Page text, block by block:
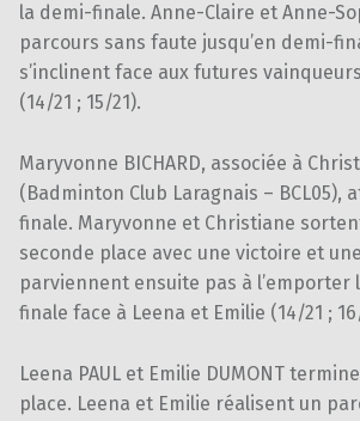
la demi-finale. Anne-Claire et Anne-
parcours sans faute jusqu’en demi-
s’inclinent face aux futures
(14/21 ; 15/21).
Maryvonne BICHARD, associée à
(Badminton Club Laragnais – BCL05),
finale. Maryvonne et Christiane
seconde place avec une victoire et
parviennent ensuite pas à l’emporter
finale face à Leena et Emilie (14/21 ;
Leena PAUL et Emilie DUMONT
place. Leena et Emilie réalisent un